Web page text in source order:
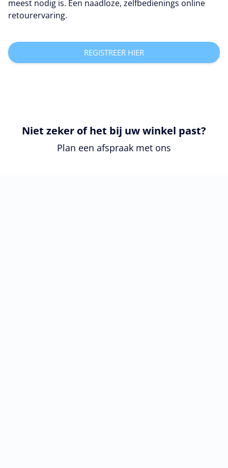
meest nodig is. Een naadloze, zelfbedienings online
retourervaring.
REGISTREER HIER
Niet zeker of het bij uw winkel past?
Plan een afspraak met ons